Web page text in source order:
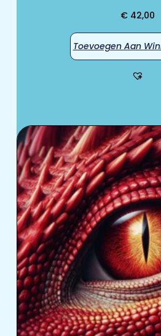
€ 42,00
Toevoegen Aan